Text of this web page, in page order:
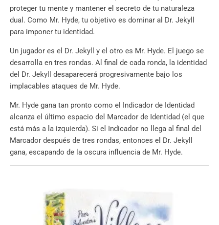
proteger tu mente y mantener el secreto de tu naturaleza
dual. Como Mr. Hyde, tu objetivo es dominar al Dr. Jekyll
para imponer tu identidad.
Un jugador es el Dr. Jekyll y el otro es Mr. Hyde. El juego se
desarrolla en tres rondas. Al final de cada ronda, la identidad
del Dr. Jekyll desaparecerá progresivamente bajo los
implacables ataques de Mr. Hyde.
Mr. Hyde gana tan pronto como el Indicador de Identidad
alcanza el último espacio del Marcador de Identidad (el que
está más a la izquierda). Si el Indicador no llega al final del
Marcador después de tres rondas, entonces el Dr. Jekyll
gana, escapando de la oscura influencia de Mr. Hyde.